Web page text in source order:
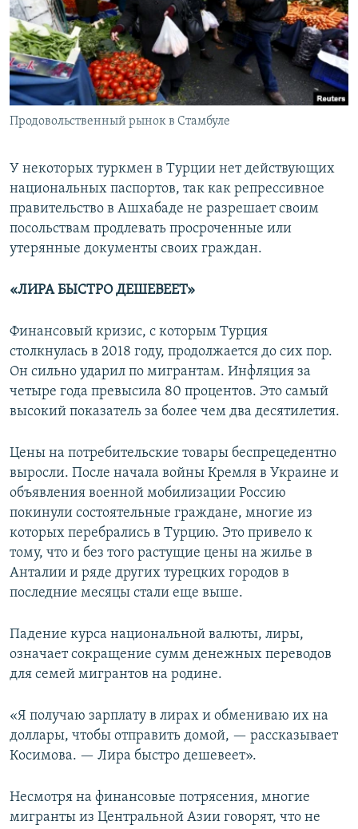
Продовольственный рынок в Стамбуле
У некоторых туркмен в Турции нет действующих
национальных паспортов, так как репрессивное
правительство в Ашхабаде не разрешает своим
посольствам продлевать просроченные или
утерянные документы своих граждан.
«ЛИРА БЫСТРО ДЕШЕВЕЕТ»
Финансовый кризис, с которым Турция
столкнулась в 2018 году, продолжается до сих пор.
Он сильно ударил по мигрантам. Инфляция за
четыре года превысила 80 процентов. Это самый
высокий показатель за более чем два десятилетия.
Цены на потребительские товары беспрецедентно
выросли. После начала войны Кремля в Украине и
объявления военной мобилизации Россию
покинули состоятельные граждане, многие из
которых перебрались в Турцию. Это привело к
тому, что и без того растущие цены на жилье в
Анталии и ряде других турецких городов в
последние месяцы стали еще выше.
Падение курса национальной валюты, лиры,
означает сокращение сумм денежных переводов
для семей мигрантов на родине.
«Я получаю зарплату в лирах и обмениваю их на
доллары, чтобы отправить домой, — рассказывает
Косимова. — Лира быстро дешевеет».
Несмотря на финансовые потрясения, многие
мигранты из Центральной Азии говорят, что не